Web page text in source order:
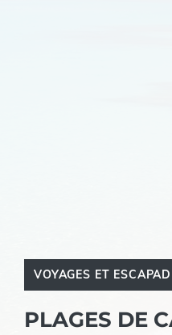
VOYAGES ET
PLAGES DE